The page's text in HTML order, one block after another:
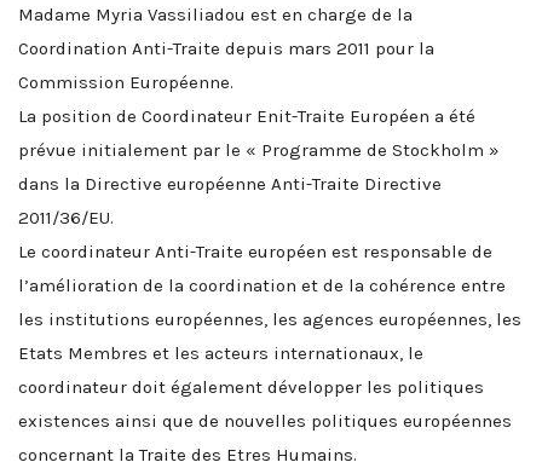
Madame Myria Vassiliadou est en charge de la
Coordination Anti-Traite depuis mars 2011 pour la
Commission Européenne.
La position de Coordinateur Enit-Traite Européen a été
prévue initialement par le « Programme de Stockholm »
dans la Directive européenne Anti-Traite Directive
2011/36/EU.
Le coordinateur Anti-Traite européen est responsable de
l’amélioration de la coordination et de la cohérence entre
les institutions européennes, les agences européennes, les
Etats Membres et les acteurs internationaux, le
coordinateur doit également développer les politiques
existences ainsi que de nouvelles politiques européennes
concernant la Traite des Etres Humains.